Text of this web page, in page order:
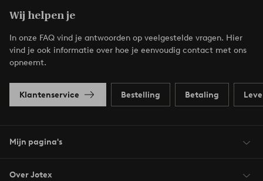
Wij helpen je
In onze FAQ vind je antwoorden op veelgestelde vragen. Hier
vind je ook informatie over hoe je eenvoudig contact met ons
opneemt.
Klantenservice Bestelling Betaling
Mijn pagina's
Over Jotex